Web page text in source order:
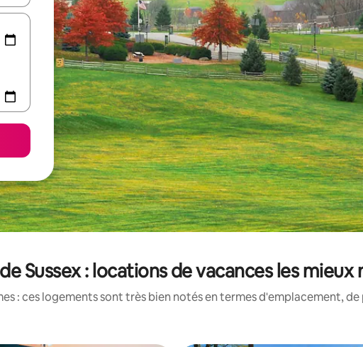
Sussex : locations de vacances les mieux
: ces logements sont très bien notés en termes d'emplacement,